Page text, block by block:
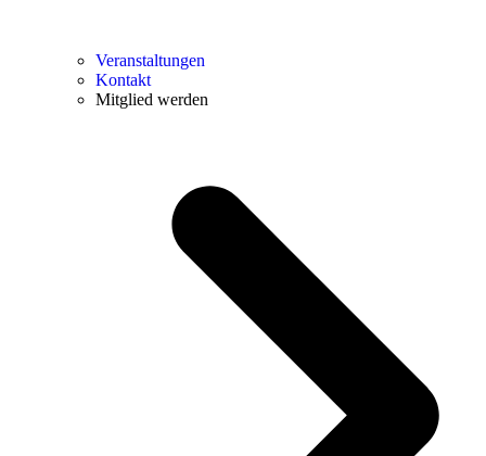
Veranstaltungen
Kontakt
Mitglied werden